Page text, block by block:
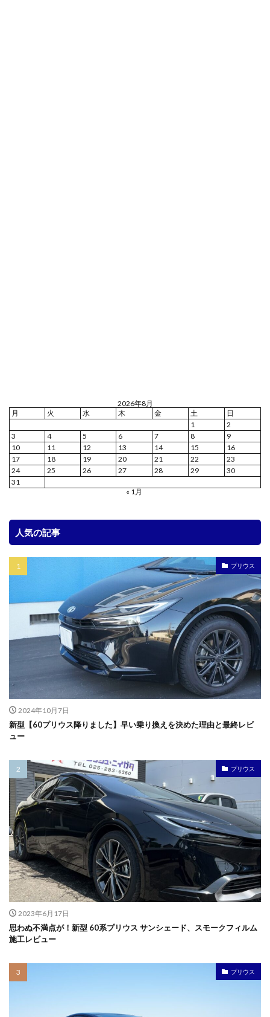
2026年8月
月
火 水 木 金 土
日
1
2
3
4 5 6 7 8
9
10
11 12 13 14 15
16
17
18 19 20 21 22
23
24
25 26 27 28 29
30
31
« 1月
人気の記事
プリウス
2024年10月7日
新型【60プリウス降りました】早い乗り換えを決めた理由と最終レビ
ュー
プリウス
2023年6月17日
思わぬ不満点が！新型 60系プリウス サンシェード、スモークフィルム
施工レビュー
プリウス